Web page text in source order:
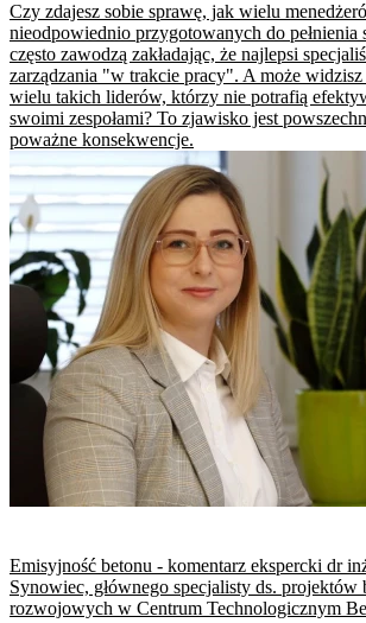
Czy zdajesz sobie sprawę, jak wielu
nieodpowiednio przygotowanych do
często zawodzą zakładając, że najlepsi
zarządzania "w trakcie pracy". A może
wielu takich liderów, którzy nie potrafią
swoimi zespołami? To zjawisko jest
poważne konsekwencje.
Emisyjność betonu - komentarz ekspercki dr
Synowiec, głównego specjalisty ds. projektów
rozwojowych w Centrum Technologicznym